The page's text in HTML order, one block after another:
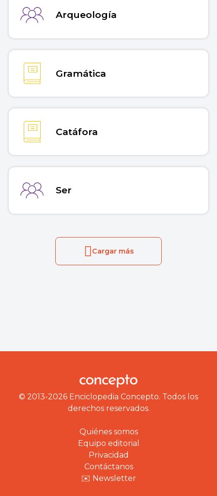
Arqueología
Gramática
Catáfora
Ser
Cargar más
© 2013-2026 Enciclopedia Concepto. Todos los
derechos reservados.
Quiénes somos
Equipo editorial
Privacidad
Contáctanos
✉️ Newsletter